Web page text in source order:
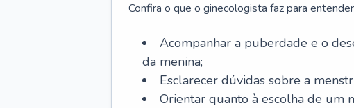
Confira o que o ginecologista faz para
Acompanhar a puberdade e o
da menina;
Esclarecer dúvidas sobre a
Orientar quanto à escolha de um